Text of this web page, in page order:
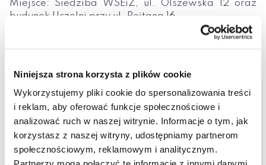
Niniejsza strona korzysta z plików cookie
Wykorzystujemy pliki cookie do spersonalizowania treści
i reklam, aby oferować funkcje społecznościowe i
analizować ruch w naszej witrynie. Informacje o tym, jak
korzystasz z naszej witryny, udostępniamy partnerom
społecznościowym, reklamowym i analitycznym.
Miejsce: Siedziba WSEiZ, ul. Olszewska 12 oraz
budynek Uczelni przy ul. Rejtana 16